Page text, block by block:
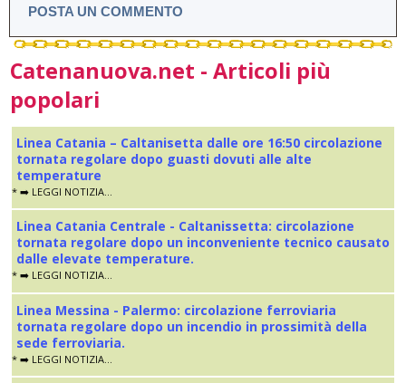
POSTA UN COMMENTO
Catenanuova.net - Articoli più
popolari
Linea Catania – Caltanisetta dalle ore 16:50 circolazione
tornata regolare dopo guasti dovuti alle alte
temperature
* ➡️ LEGGI NOTIZIA...
Linea Catania Centrale - Caltanissetta: circolazione
tornata regolare dopo un inconveniente tecnico causato
dalle elevate temperature.
* ➡️ LEGGI NOTIZIA...
Linea Messina - Palermo: circolazione ferroviaria
tornata regolare dopo un incendio in prossimità della
sede ferroviaria.
* ➡️ LEGGI NOTIZIA...